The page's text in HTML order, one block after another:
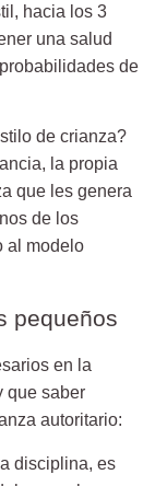
hacia los 3
una salud
de
de crianza?
la propia
que les genera
de los
al modelo
pequeños
en la
que saber
autoritario:
disciplina, es